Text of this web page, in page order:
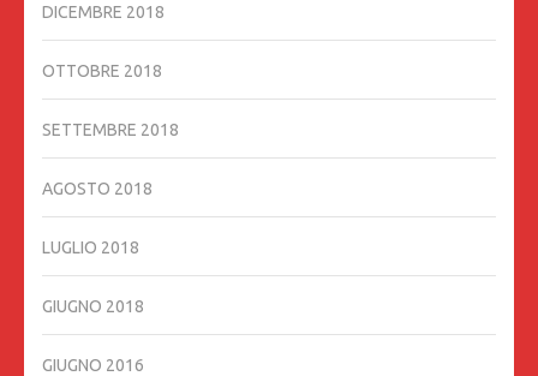
DICEMBRE 2018
OTTOBRE 2018
SETTEMBRE 2018
AGOSTO 2018
LUGLIO 2018
GIUGNO 2018
GIUGNO 2016